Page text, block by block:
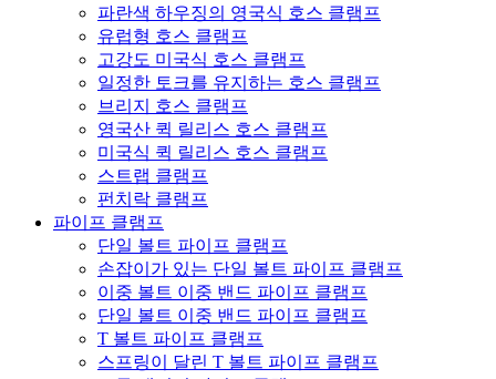
파란색 하우징의 영국식 호스 클램프
유럽형 호스 클램프
고강도 미국식 호스 클램프
일정한 토크를 유지하는 호스 클램프
브리지 호스 클램프
영국산 퀵 릴리스 호스 클램프
미국식 퀵 릴리스 호스 클램프
스트랩 클램프
펀치락 클램프
파이프 클램프
단일 볼트 파이프 클램프
손잡이가 있는 단일 볼트 파이프 클램프
이중 볼트 이중 밴드 파이프 클램프
단일 볼트 이중 밴드 파이프 클램프
T 볼트 파이프 클램프
스프링이 달린 T 볼트 파이프 클램프